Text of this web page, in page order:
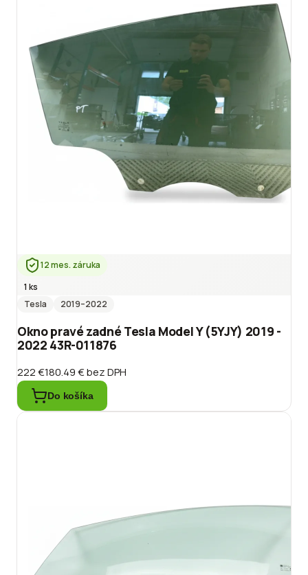
12 mes. záruka
1 ks
Tesla
2019–2022
Okno pravé zadné Tesla Model Y (5YJY) 2019 -
2022 43R-011876
222 €180.49 €bez DPH
Do košíka